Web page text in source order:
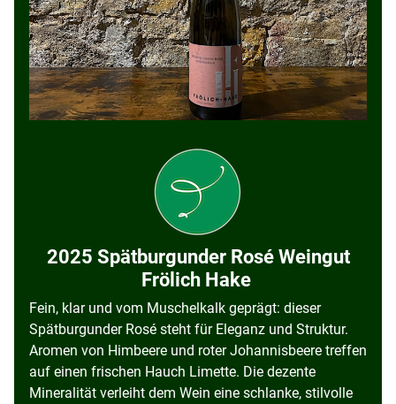
2025 Spätburgunder Rosé Weingut
Frölich Hake
Fein, klar und vom Muschelkalk geprägt: dieser
Spätburgunder Rosé steht für Eleganz und Struktur.
Aromen von Himbeere und roter Johannisbeere treffen
auf einen frischen Hauch Limette. Die dezente
Mineralität verleiht dem Wein eine schlanke, stilvolle